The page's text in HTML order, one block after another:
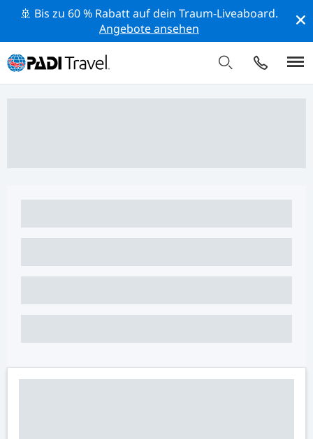
🚢 Bis zu 60 % Rabatt auf dein Traum-Liveaboard.
Angebote ansehen